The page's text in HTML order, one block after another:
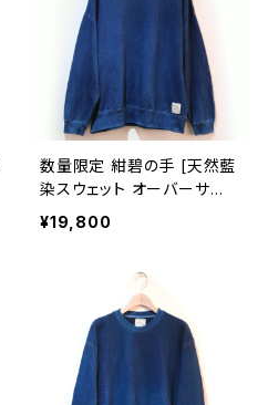
数量限定 紺碧の手 [天然藍
染スウェット オーバーサイ
ズ] M・L ※職人手染め
¥19,800